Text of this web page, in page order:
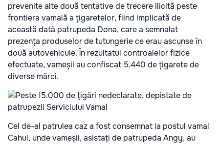
prevenite alte două tentative de trecere ilicită peste
frontiera vamală a țigaretelor, fiind implicată de
această dată patrupeda Dona, care a semnalat
prezența produselor de tutungerie ce erau ascunse în
două autovehicule. În rezultatul controalelor fizice
efectuate, vameșii au confiscat 5.440 de țigarete de
diverse mărci.
Cel de-al patrulea caz a fost consemnat la postul vamal
Cahul, unde vameșii, asistați de patrupeda Angy, au